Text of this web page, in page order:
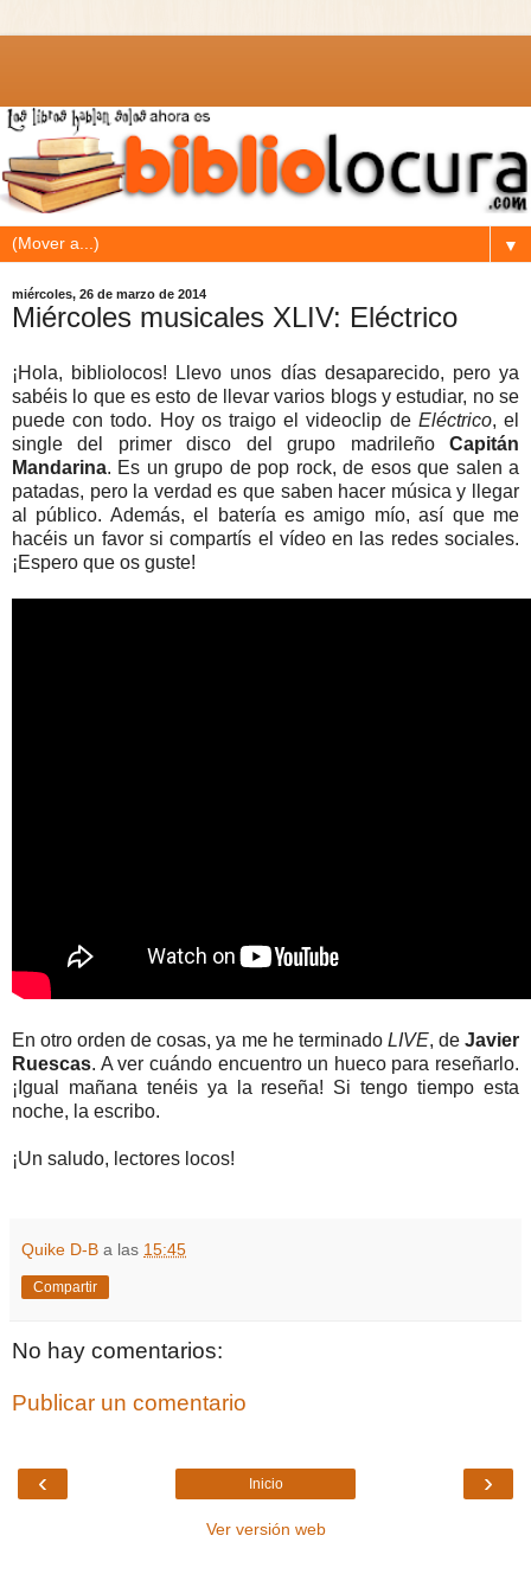
▼
miércoles, 26 de marzo de 2014
Miércoles musicales XLIV: Eléctrico
¡Hola, bibliolocos! Llevo unos días desaparecido, pero ya
sabéis lo que es esto de llevar varios blogs y estudiar, no se
puede con todo. Hoy os traigo el videoclip de Eléctrico, el
single del primer disco del grupo madrileño Capitán
Mandarina. Es un grupo de pop rock, de esos que salen a
patadas, pero la verdad es que saben hacer música y llegar
al público. Además, el batería es amigo mío, así que me
hacéis un favor si compartís el vídeo en las redes sociales.
¡Espero que os guste!
En otro orden de cosas, ya me he terminado LIVE, deJavier
Ruescas. A ver cuándo encuentro un hueco para reseñarlo.
¡Igual mañana tenéis ya la reseña! Si tengo tiempo esta
noche, la escribo.
¡Un saludo, lectores locos!
Quike D-B a las 15:45
Compartir
No hay comentarios:
Publicar un comentario
‹ ›
Inicio
Ver versión web